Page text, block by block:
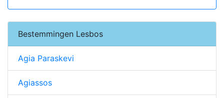
Bestemmingen Lesbos
Agia Paraskevi
Agiassos